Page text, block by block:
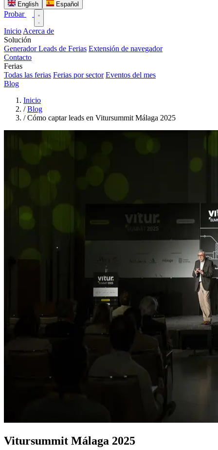
English Español
Probar
Inicio Acerca de
Solución
Generador Leads de Ferias Extensión de navegador
Contacto
Ferias
Todas las ferias Ferias por sector Eventos del mes
Blog
Inicio
/ Blog
/ Cómo captar leads en Vitursummit Málaga 2025
Vitursummit Málaga 2025